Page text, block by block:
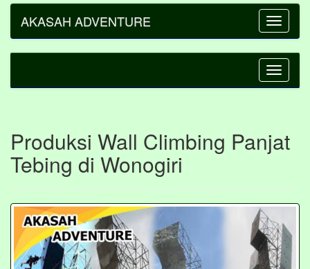
Toggle
AKASAH ADVENTURE
Toggle
Produksi Wall Climbing Panjat
Tebing di Wonogiri